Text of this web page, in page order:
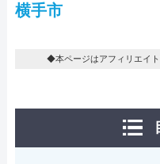
横手市
◆本ページはアフィリエイト